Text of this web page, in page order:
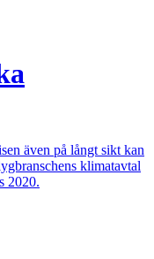
även på långt sikt kan
klimatavtal
2020.